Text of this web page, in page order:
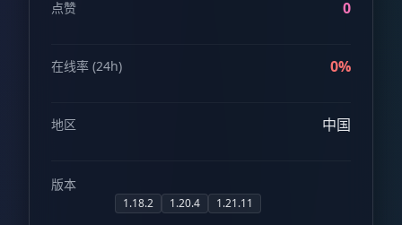
点赞 0
在线率 (24h) 0%
地区 中国
版本
1.18.2 1.20.4 1.21.11